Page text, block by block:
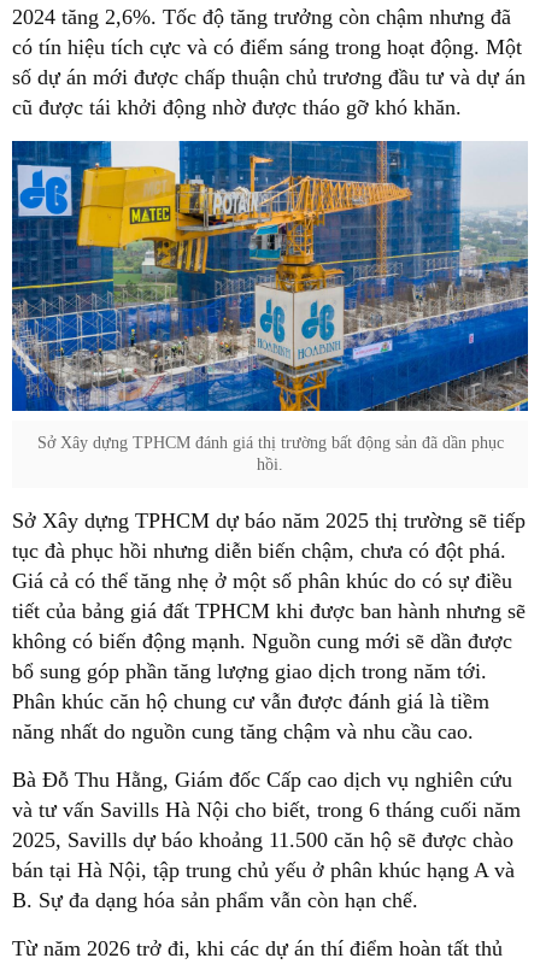
2024 tăng 2,6%. Tốc độ tăng trưởng còn chậm nhưng đã
có tín hiệu tích cực và có điểm sáng trong hoạt động. Một
số dự án mới được chấp thuận chủ trương đầu tư và dự án
cũ được tái khởi động nhờ được tháo gỡ khó khăn.
Sở Xây dựng TPHCM đánh giá thị trường bất động sản đã dần phục
hồi.
Sở Xây dựng TPHCM dự báo năm 2025 thị trường sẽ tiếp
tục đà phục hồi nhưng diễn biến chậm, chưa có đột phá.
Giá cả có thể tăng nhẹ ở một số phân khúc do có sự điều
tiết của bảng giá đất TPHCM khi được ban hành nhưng sẽ
không có biến động mạnh. Nguồn cung mới sẽ dần được
bổ sung góp phần tăng lượng giao dịch trong năm tới.
Phân khúc căn hộ chung cư vẫn được đánh giá là tiềm
năng nhất do nguồn cung tăng chậm và nhu cầu cao.
Bà Đỗ Thu Hằng, Giám đốc Cấp cao dịch vụ nghiên cứu
và tư vấn Savills Hà Nội cho biết, trong 6 tháng cuối năm
2025, Savills dự báo khoảng 11.500 căn hộ sẽ được chào
bán tại Hà Nội, tập trung chủ yếu ở phân khúc hạng A và
B. Sự đa dạng hóa sản phẩm vẫn còn hạn chế.
Từ năm 2026 trở đi, khi các dự án thí điểm hoàn tất thủ